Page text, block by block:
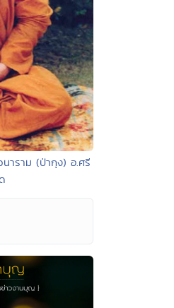
าราม (ป่ากุง) อ.ศรี